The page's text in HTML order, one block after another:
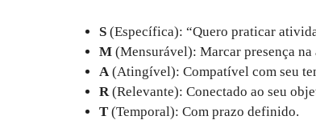
S (Específica): “Quero praticar
M (Mensurável): Marcar presença
A (Atingível): Compatível com seu
R(Relevante): Conectado ao seu
T (Temporal): Com prazo definido.